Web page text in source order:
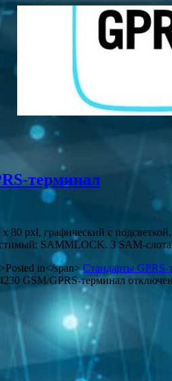
терминал
80 pxl, графический с
SAMMLOCK. 3 SAM-
in</span>Стандарты GPRS-
GSM/GPRS-терминал